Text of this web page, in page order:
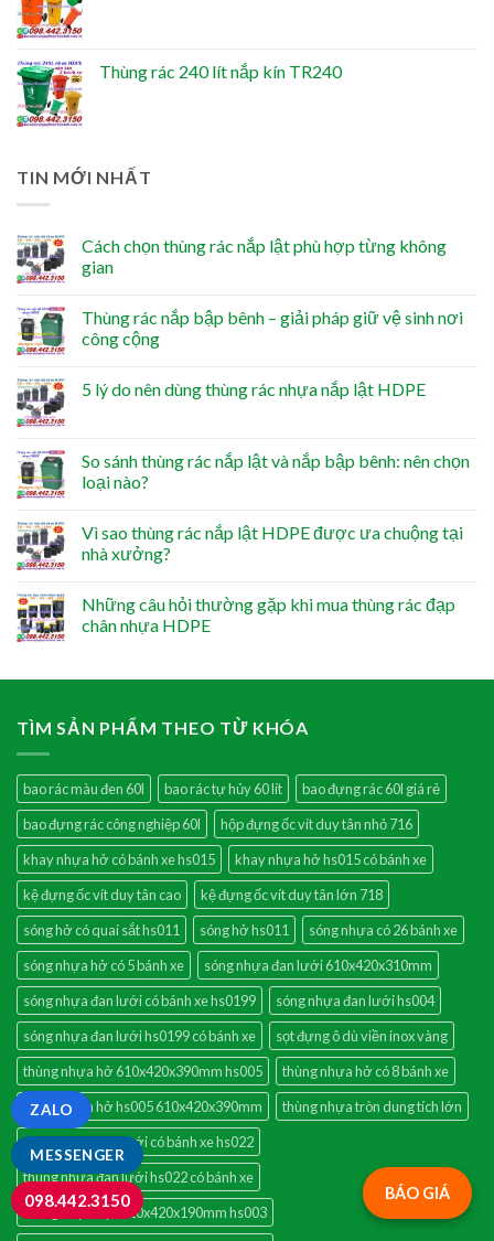
Thùng rác 240 lít nắp kín TR240
TIN MỚI NHẤT
Cách chọn thùng rác nắp lật phù hợp từng không
gian
Thùng rác nắp bập bênh – giải pháp giữ vệ sinh nơi
công cộng
5 lý do nên dùng thùng rác nhựa nắp lật HDPE
So sánh thùng rác nắp lật và nắp bập bênh: nên chọn
loại nào?
Vì sao thùng rác nắp lật HDPE được ưa chuộng tại
nhà xưởng?
Những câu hỏi thường gặp khi mua thùng rác đạp
chân nhựa HDPE
TÌM SẢN PHẨM THEO TỪ KHÓA
bao rác màu đen 60l bao rác tự hủy 60 lít
bao đựng rác 60l giá rẻ
bao đựng rác công nghiệp 60l
hộp đựng ốc vít duy tân nhỏ 716
khay nhựa hở có bánh xe hs015
khay nhựa hở hs015 có bánh xe
kệ đựng ốc vít duy tân cao
kệ đựng ốc vít duy tân lớn 718
sóng hở có quai sắt hs011
sóng hở hs011
sóng nhựa có 26 bánh xe
sóng nhựa hở có 5 bánh xe
sóng nhựa đan lưới 610x420x310mm
sóng nhựa đan lưới có bánh xe hs0199
sóng nhựa đan lưới hs004
sóng nhựa đan lưới hs0199 có bánh xe
sọt đựng ô dù viền inox vàng
thùng nhựa hở 610x420x390mm hs005
thùng nhựa hở có 8 bánh xe
thùng nhựa hở hs005 610x420x390mm
thùng nhựa tròn dung tích lớn
thùng nhựa đan lưới có bánh xe hs022
thùng nhựa đan lưới hs022 có bánh xe
thùng nhựa đặc 610x420x190mm hs003
BÁO GIÁ
MESSENGER
ZALO
098.442.3150